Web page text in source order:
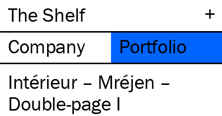
+
The Shelf
Company
Portfolio
Intérieur – Mréjen –
Double-page I